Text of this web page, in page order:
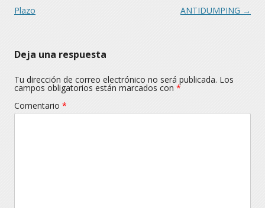
Plazo
ANTIDUMPING →
Deja una respuesta
Tu dirección de correo electrónico no será publicada. Los
campos obligatorios están marcados con *
Comentario *